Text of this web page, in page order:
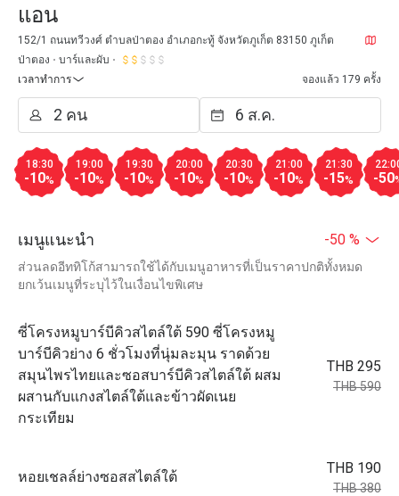
แอน
152/1 ถนนทวีวงศ์ ตำบลป่าตอง อำเภอกะทู้ จังหวัดภูเก็ต 83150 ภูเก็ต
ป่าตอง
บาร์และผับ
เวลาทำการ
จองแล้ว 179 ครั้ง
18:30
-10%
19:00
-10%
19:30
-10%
20:00
-10%
20:30
-10%
21:00
-10%
21:30
-15% -50
เมนูแนะนำ -50 %
ส่วนลดอีททิโก้สามารถใช้ได้กับเมนูอาหารที่เป็นราคาปกติทั้งหมด
ยกเว้นเมนูที่ระบุไว้ในเงื่อนไขพิเศษ
ซี่โครงหมูบาร์บีคิวสไตล์ใต้ 590 ซี่โครงหมู
บาร์บีคิวย่าง 6 ชั่วโมงที่นุ่มละมุน ราดด้วย
สมุนไพรไทยและซอสบาร์บีคิวสไตล์ใต้ ผสม
ผสานกับแกงสไตล์ใต้และข้าวผัดเนย
กระเทียม
THB 295
THB 590
หอยเชลล์ย่างซอสสไตล์ใต้
THB 190
THB 380